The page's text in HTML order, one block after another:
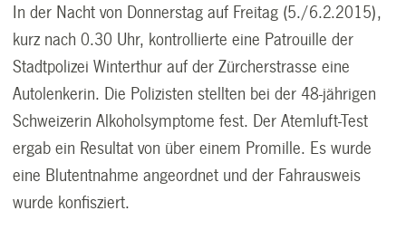
In der Nacht von Donnerstag auf Freitag (5./6.2.2015),
kurz nach 0.30 Uhr, kontrollierte eine Patrouille der
Stadtpolizei Winterthur auf der Zürcherstrasse eine
Autolenkerin. Die Polizisten stellten bei der 48-jährigen
Schweizerin Alkoholsymptome fest. Der Atemluft-Test
ergab ein Resultat von über einem Promille. Es wurde
eine Blutentnahme angeordnet und der Fahrausweis
wurde konfisziert.